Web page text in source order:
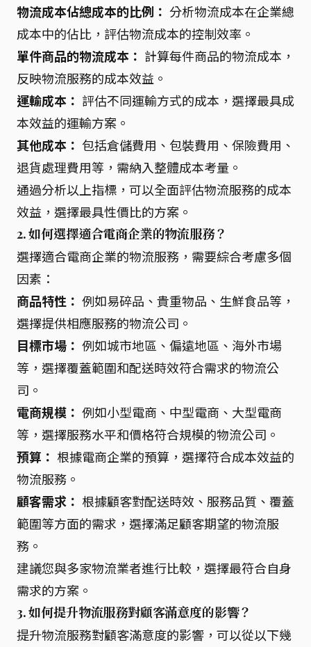
物流成本佔總成本的比例： 分析物流成本在企業總
成本中的佔比，評估物流成本的控制效率。
單件商品的物流成本： 計算每件商品的物流成本，
反映物流服務的成本效益。
運輸成本： 評估不同運輸方式的成本，選擇最具成
本效益的運輸方案。
其他成本： 包括倉儲費用、包裝費用、保險費用、
退貨處理費用等，需納入整體成本考量。
通過分析以上指標，可以全面評估物流服務的成本
效益，選擇最具性價比的方案。
2. 如何選擇適合電商企業的物流服務？
選擇適合電商企業的物流服務，需要綜合考慮多個
因素：
商品特性： 例如易碎品、貴重物品、生鮮食品等，
選擇提供相應服務的物流公司。
目標市場： 例如城市地區、偏遠地區、海外市場
等，選擇覆蓋範圍和配送時效符合需求的物流公
司。
電商規模： 例如小型電商、中型電商、大型電商
等，選擇服務水平和價格符合規模的物流公司。
預算： 根據電商企業的預算，選擇符合成本效益的
物流服務。
顧客需求： 根據顧客對配送時效、服務品質、覆蓋
範圍等方面的需求，選擇滿足顧客期望的物流服
務。
建議您與多家物流業者進行比較，選擇最符合自身
需求的方案。
3. 如何提升物流服務對顧客滿意度的影響？
提升物流服務對顧客滿意度的影響，可以從以下幾